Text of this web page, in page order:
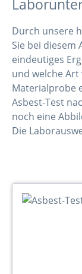
Durch unsere
Sie bei diesem
eindeutiges
und welche
Materialprobe
Asbest-Test
noch eine
Die